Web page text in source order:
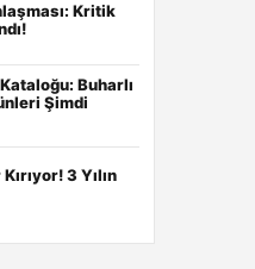
Kritik
Buharlı
Şimdi
3 Yılın